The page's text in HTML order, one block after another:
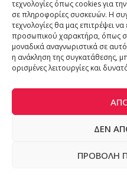
τεχνολογίες όπως cookies για
σε πληροφορίες συσκευών. Η
τεχνολογίες θα μας επιτρέψει
προσωπικού χαρακτήρα, όπως
μοναδικά αναγνωριστικά σε
η ανάκληση της συγκατάθεσης,
ορισμένες λειτουργίες και
ΔΕΝ
ΠΡΟΒΟΛΉ
EMAIL:info@welldone.com.gr
ADS